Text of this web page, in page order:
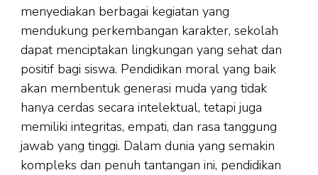
menyediakan berbagai kegiatan yang
mendukung perkembangan karakter, sekolah
dapat menciptakan lingkungan yang sehat dan
positif bagi siswa. Pendidikan moral yang baik
akan membentuk generasi muda yang tidak
hanya cerdas secara intelektual, tetapi juga
memiliki integritas, empati, dan rasa tanggung
jawab yang tinggi. Dalam dunia yang semakin
kompleks dan penuh tantangan ini, pendidikan